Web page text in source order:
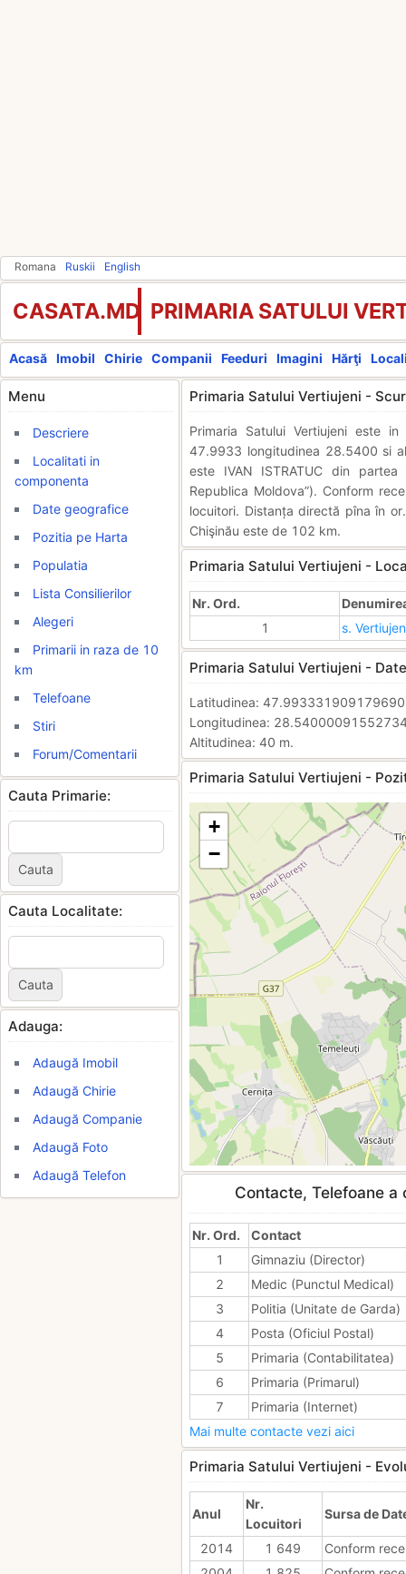
Romana Ruskii English
CASATA.MD PRIMARIA SATULUI
Acasă Imobil Chirie Companii Feeduri Imagini Hărţi
Menu
Descriere
Localitati in
componenta
Date geografice
Pozitia pe Harta
Populatia
Lista Consilierilor
Alegeri
Primarii in raza de 10
km
Telefoane
Stiri
Forum/Comentarii
Cauta Primarie:
Cauta Localitate:
Adauga:
Adaugă Imobil
Adaugă Chirie
Adaugă Companie
Adaugă Foto
Adaugă Telefon
Primaria Satului Vertiujeni -
Primaria Satului Vertiujeni este
47.9933 longitudinea 28.5400 si
este IVAN ISTRATUC din
Republica Moldova”). Conform
locuitori. Distanța directă pîna în
Chişinău este de 102 km.
Primaria Satului Vertiujeni -
Nr. Ord.
1
s.
Primaria Satului Vertiujeni -
Latitudinea:
Longitudinea:
Altitudinea: 40 m.
Primaria Satului Vertiujeni -
+
−
Contacte, Telefoane
Nr. Ord.
Contact
1
Gimnaziu (Director)
2
Medic (Punctul Medical)
3
Politia (Unitate de Garda)
4
Posta (Oficiul Postal)
5
Primaria (Contabilitatea)
6
Primaria (Primarul)
7
Primaria (Internet)
Mai multe contacte vezi aici
Primaria Satului Vertiujeni -
Anul
Nr.
Locuitori
Sursa de
2014 1 649
Conform